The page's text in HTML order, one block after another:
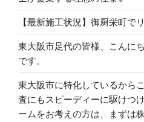
【最新施工状況】御厨栄町で
東大阪市足代の皆様、こんに
です。
東大阪市に特化しているから
査にもスピーディーに駆けつ
ームをお考えの方は、まずは